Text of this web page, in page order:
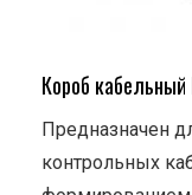
Короб
Предназначен
контрольных